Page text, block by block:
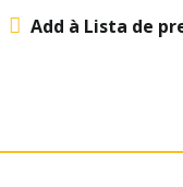
Add à Lista de